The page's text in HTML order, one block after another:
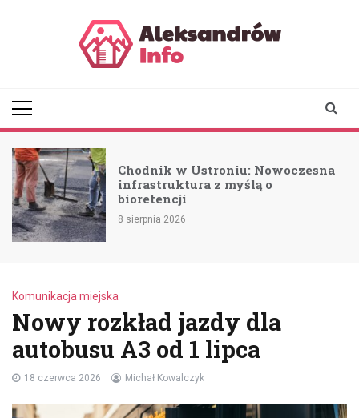
Chodnik w Ustroniu: Nowoczesna
infrastruktura z myślą o
bioretencji
8 sierpnia 2026
Komunikacja miejska
Nowy rozkład jazdy dla
autobusu A3 od 1 lipca
18 czerwca 2026 Michał Kowalczyk